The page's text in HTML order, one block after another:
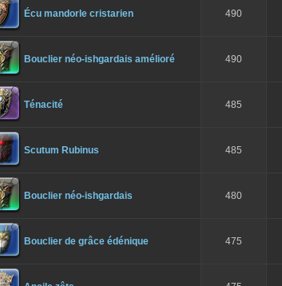
Écu mandorle cristarien 490
Bouclier néo-ishgardais amélioré 490
Ténacité 485
Scutum Rubinus 485
Bouclier néo-ishgardais 480
Bouclier de grâce édénique 475